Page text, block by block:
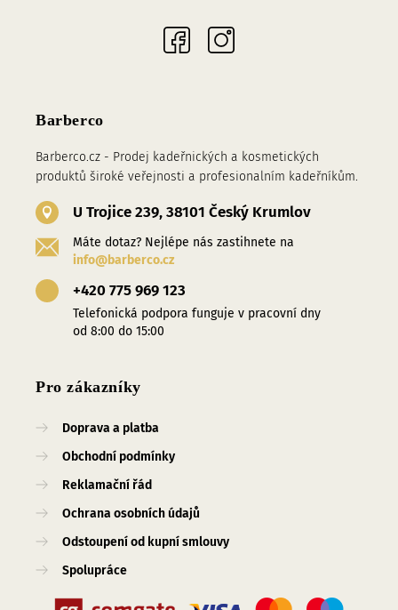
Barberco
Barberco.cz - Prodej kadeřnických a kosmetických
produktů široké veřejnosti a profesionalním kadeřníkům.
U Trojice 239, 38101 Český Krumlov
Máte dotaz? Nejlépe nás zastihnete na
info@barberco.cz
+420 775 969 123
Telefonická podpora funguje v pracovní dny
od 8:00 do 15:00
Pro zákazníky
Doprava a platba
Obchodní podmínky
Reklamační řád
Ochrana osobních údajů
Odstoupení od kupní smlouvy
Spolupráce